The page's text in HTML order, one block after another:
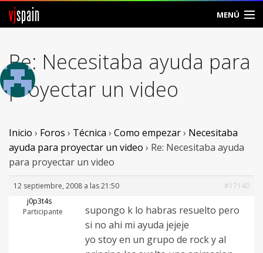
vjspain MENÚ
Foros
Noticias
Vjspain
Ayuda
Contacto
Entrar
Re: Necesitaba ayuda para
proyectar un video
Inicio › Foros › Técnica › Como empezar› Necesitaba
ayuda para proyectar un video › Re: Necesitaba ayuda
para proyectar un video
12 septiembre, 2008 a las 21:50
#17140
j0p3t4s
Participante
supongo k lo habras resuelto pero
si no ahi mi ayuda jejeje
yo stoy en un grupo de rock y al